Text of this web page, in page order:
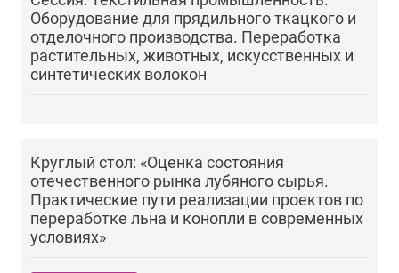
Оборудование для прядильного ткацкого и
отделочного производства. Переработка
растительных, животных, искусственных и
синтетических волокон
Круглый стол: «Оценка состояния
отечественного рынка лубяного сырья.
Практические пути реализации проектов по
переработке льна и конопли в современных
условиях»